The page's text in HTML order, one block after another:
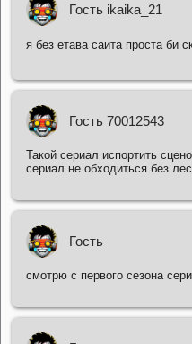
Гость ikaika_21
я без етава саита проста би
Гость 70012543
Такой сериал испортить
сериал не обходиться без
Гость
смотрю с первого сезона